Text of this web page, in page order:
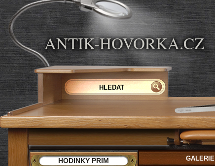
ANTIK-HOVORKA.CZ
GALERIE
HODINKY PRIM